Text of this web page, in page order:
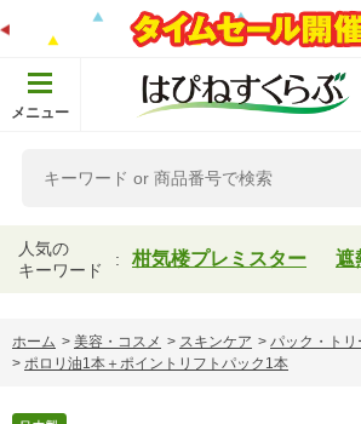
メニュー
人気の
キーワード
柑気楼プレミスター 遮
ホーム > 美容・コスメ > スキンケア > パック・ト
> ポロリ油1本＋ポイントリフトパック1本